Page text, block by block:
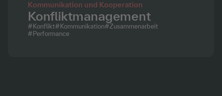
Kommunikation und Kooperation
Konfliktmanagement
# Konflikt# Kommunikation#Zusammenarbeit
# Performance